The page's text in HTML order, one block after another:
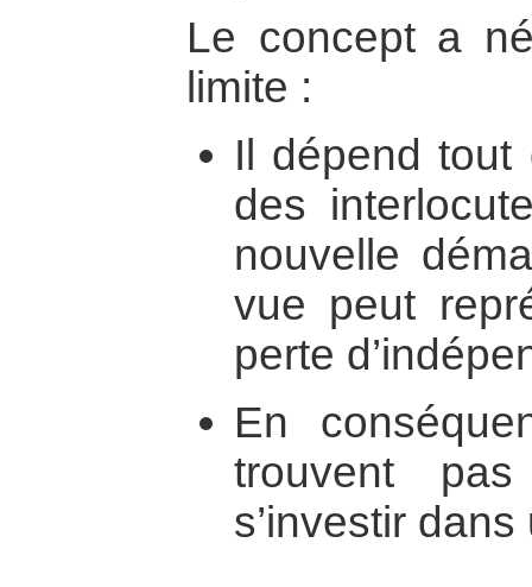
Le concept a
limite :
Il dépend tout
des
nouvelle
vue peut
perte
En
trouvent
s’investir